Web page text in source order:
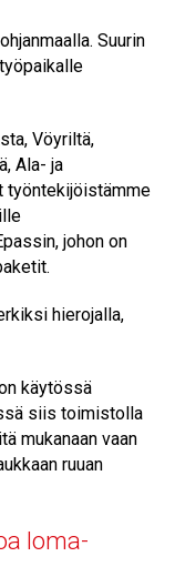
Suurin
Vöyriltä,
Ala- ja
työntekijöistämme
johon on
hierojalla,
käytössä
siis toimistolla
mukanaan vaan
ruuan
loma-